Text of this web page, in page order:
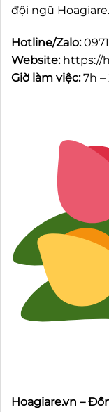
đội ngũ
Hotline/Zalo:
Website: https://
Giờ làm việc:7h –
Hoagiare.vn –